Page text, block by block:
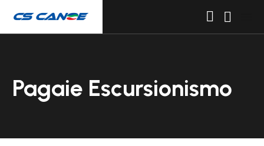
Pagaie Escursionismo